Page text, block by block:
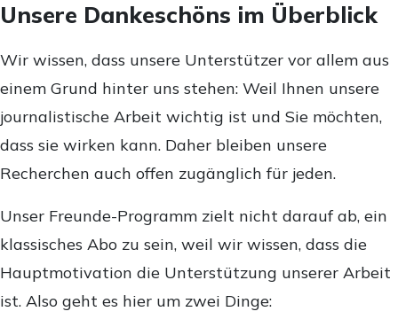
Unsere Dankeschöns im Überblick
Wir wissen, dass unsere Unterstützer vor allem aus
einem Grund hinter uns stehen: Weil Ihnen unsere
journalistische Arbeit wichtig ist und Sie möchten,
dass sie wirken kann. Daher bleiben unsere
Recherchen auch offen zugänglich für jeden.
Unser Freunde-Programm zielt nicht darauf ab, ein
klassisches Abo zu sein, weil wir wissen, dass die
Hauptmotivation die Unterstützung unserer Arbeit
ist. Also geht es hier um zwei Dinge: